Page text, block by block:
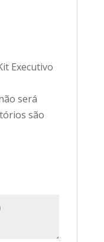
Executivo
será
são